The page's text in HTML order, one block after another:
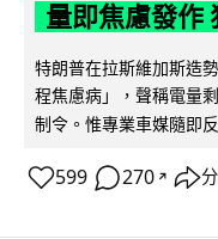
量即焦慮發作
特朗普在拉斯維加斯造
程焦慮病」，聲稱電量
制令。惟專業車媒隨即
599 270 ↗